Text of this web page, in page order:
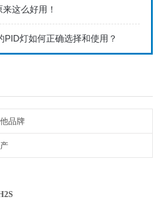
这么好用！
PID灯如何正确选择和使用？
品牌